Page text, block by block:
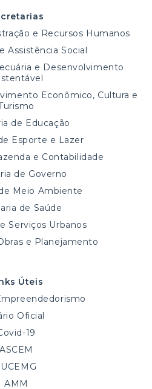
e Recursos Humanos
Assistência Social
e Desenvolvimento
Econômico, Cultura e
de Educação
Esporte e Lazer
e Contabilidade
de Governo
Meio Ambiente
de Saúde
Serviços Urbanos
e Planejamento
Úteis
Oficial
19
ASCEM
AMM